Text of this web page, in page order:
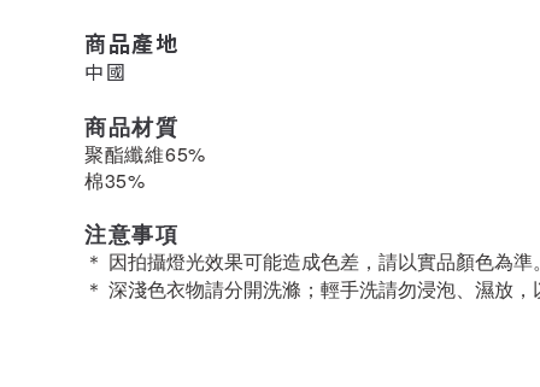
商品產地
中國
商品材質
聚酯纖維65%
棉35%
注意事項
＊ 因拍攝燈光效果可能造成色差，請以實品顏色為準
＊ 深淺色衣物請分開洗滌；輕手洗請勿浸泡、濕放，